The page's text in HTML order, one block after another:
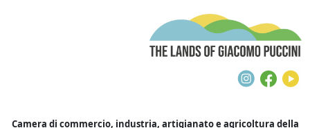
Camera di commercio, industria, artigianato e agricoltura della